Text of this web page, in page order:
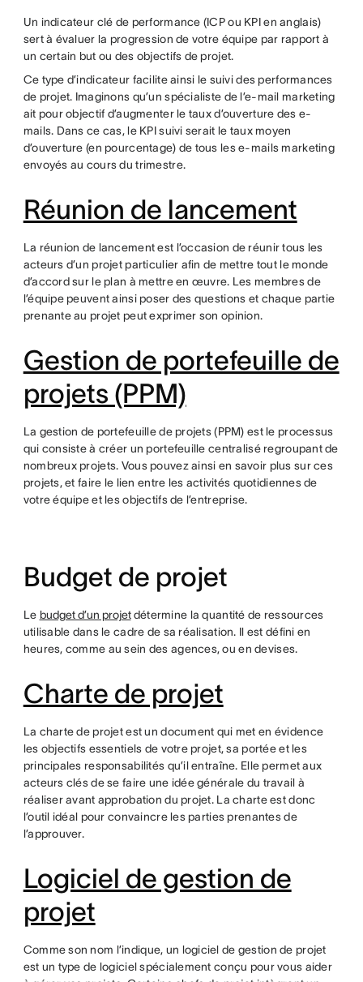
Un indicateur clé de performance (ICP ou KPI en anglais)
sert à évaluer la progression de votre équipe par rapport à
un certain but ou des objectifs de projet.
Ce type d’indicateur facilite ainsi le suivi des performances
de projet. Imaginons qu’un spécialiste de l’e-mail marketing
ait pour objectif d’augmenter le taux d’ouverture des e-
mails. Dans ce cas, le KPI suivi serait le taux moyen
d’ouverture (en pourcentage) de tous les e-mails marketing
envoyés au cours du trimestre.
Réunion de lancement
La réunion de lancement est l’occasion de réunir tous les
acteurs d’un projet particulier afin de mettre tout le monde
d’accord sur le plan à mettre en œuvre. Les membres de
l’équipe peuvent ainsi poser des questions et chaque partie
prenante au projet peut exprimer son opinion.
Gestion de portefeuille de
projets (PPM)
La gestion de portefeuille de projets (PPM) est le processus
qui consiste à créer un portefeuille centralisé regroupant de
nombreux projets. Vous pouvez ainsi en savoir plus sur ces
projets, et faire le lien entre les activités quotidiennes de
votre équipe et les objectifs de l’entreprise.
Budget de projet
Le budget d’un projetdétermine la quantité de ressources
utilisable dans le cadre de sa réalisation. Il est défini en
heures, comme au sein des agences, ou en devises.
Charte de projet
La charte de projet est un document qui met en évidence
les objectifs essentiels de votre projet, sa portée et les
principales responsabilités qu’il entraîne. Elle permet aux
acteurs clés de se faire une idée générale du travail à
réaliser avant approbation du projet. La charte est donc
l’outil idéal pour convaincre les parties prenantes de
l’approuver.
Logiciel de gestion de
projet
Comme son nom l’indique, un logiciel de gestion de projet
est un type de logiciel spécialement conçu pour vous aider